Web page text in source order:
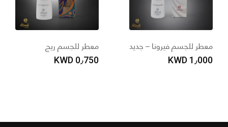
للجسم فيرونا – جديد
KWD
معطر للجسم ريج
0٫750KWD